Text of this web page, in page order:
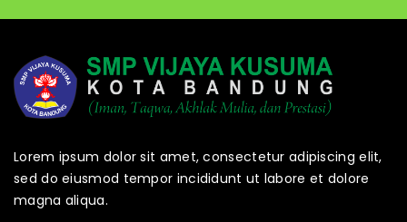
Lorem ipsum dolor sit amet, consectetur adipiscing elit,
sed do eiusmod tempor incididunt ut labore et dolore
magna aliqua.